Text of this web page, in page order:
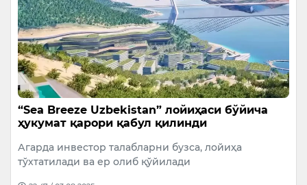
“Sea Breeze Uzbekistan” лойиҳаси бўйича
ҳукумат қарори қабул қилинди
Агарда инвестор талабларни бузса, лойиҳа
тўхтатилади ва ер олиб қўйилади